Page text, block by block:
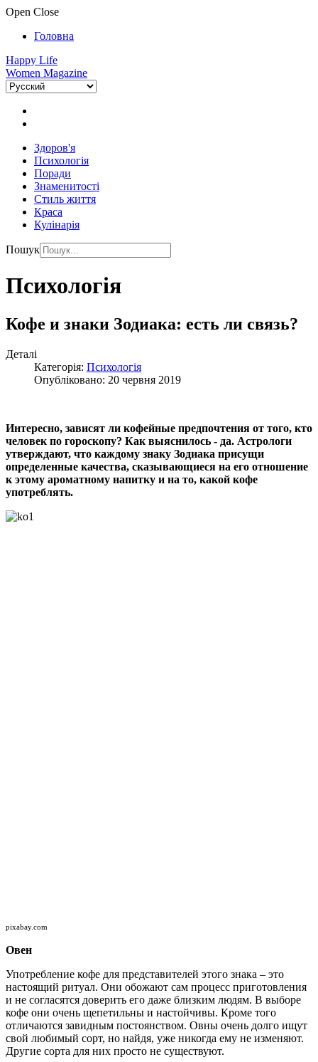
Open Close
Головна
Happy Life
Women Magazine
Здоров'я
Психологія
Поради
Знаменитості
Стиль життя
Краса
Кулінарія
Пошук
Психологія
Кофе и знаки Зодиака: есть ли связь?
Деталі
Категорія: Психологія
Опубліковано: 20 червня 2019
Интересно, зависят ли кофейные предпочтения от того, кто
человек по гороскопу? Как выяснилось - да. Астрологи
утверждают, что каждому знаку Зодиака присущи
определенные качества, сказывающиеся на его отношение
к этому ароматному напитку и на то, какой кофе
употреблять.
pixabay.com
Овен
Употребление кофе для представителей этого знака – это
настоящий ритуал. Они обожают сам процесс приготовления
и не согласятся доверить его даже близким людям. В выборе
кофе они очень щепетильны и настойчивы. Кроме того
отличаются завидным постоянством. Овны очень долго ищут
свой любимый сорт, но найдя, уже никогда ему не изменяют.
Другие сорта для них просто не существуют.